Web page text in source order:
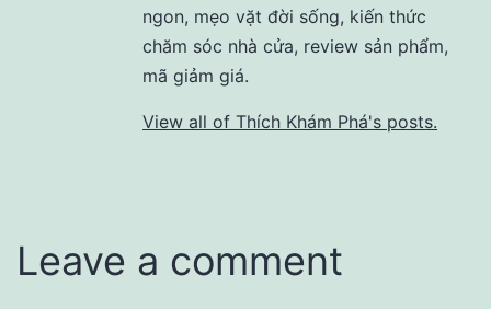
ngon, mẹo vặt đời sống, kiến thức
chăm sóc nhà cửa, review sản phẩm,
mã giảm giá.
View all of Thích Khám Phá's posts.
Leave a comment